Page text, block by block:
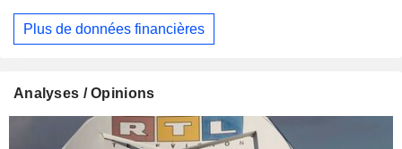
Plus de données financières
Analyses / Opinions